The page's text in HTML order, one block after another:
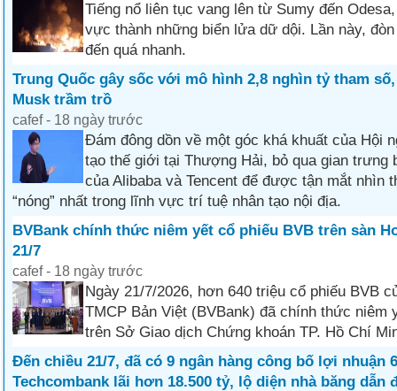
Tiếng nổ liên tục vang lên từ Sumy đến
vực thành những biển lửa dữ dội. Lần này,
đến quá nhanh.
Trung Quốc gây sốc với mô hình 2,8 nghìn tỷ tham
Musk trầm trồ
cafef - 18 ngày trước
Đám đông dồn về một góc khá khuất của Hội
tạo thế giới tại Thượng Hải, bỏ qua gian trưng
của Alibaba và Tencent để được tận mắt nhìn
“nóng” nhất trong lĩnh vực trí tuệ nhân tạo nội địa.
BVBank chính thức niêm yết cổ phiếu BVB trên sàn
21/7
cafef - 18 ngày trước
Ngày 21/7/2026, hơn 640 triệu cổ phiếu BVB
TMCP Bản Việt (BVBank) đã chính thức niêm
trên Sở Giao dịch Chứng khoán TP. Hồ Chí
Đến chiều 21/7, đã có 9 ngân hàng công bố lợi nhuận
Techcombank lãi hơn 18.500 tỷ, lộ diện nhà băng dẫn